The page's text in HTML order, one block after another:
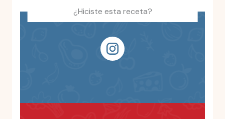
¿Hiciste esta receta?